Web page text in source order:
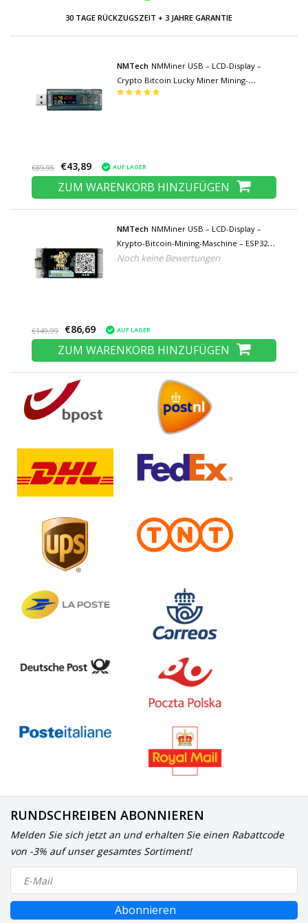
30 TAGE RÜCKZUGSZEIT + 3 JAHRE GARANTIE
NMTech NMMiner USB – LCD-Display –
Crypto Bitcoin Lucky Miner Mining-
Maschinengerät – ESP32 – 117 KH/s
€89,95 €43,89 AUF LAGER
ZUM WARENKORB HINZUFÜGEN
NMTech NMMiner USB – LCD-Display –
Krypto-Bitcoin-Mining-Maschine – ESP32 –
117 KH/s - Copy
Noch keine Bewertungen
€149,99 €86,69 AUF LAGER
ZUM WARENKORB HINZUFÜGEN
RUNDSCHREIBEN ABONNIEREN
Melden Sie sich jetzt an und erhalten Sie einen Rabattcode
von -3% auf unser gesamtes Sortiment!
Abonnieren